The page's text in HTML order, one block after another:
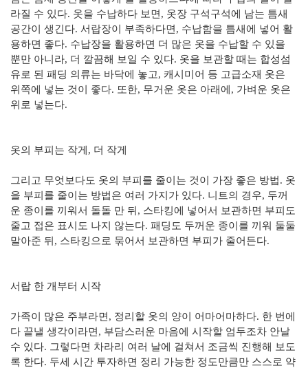
라질 수 있다. 옷을 수납하다 보면, 옷장 구석구석에 남는 틈새
공간이 생긴다. 서랍장이 부족하다면, 수납함을 틈새에 넣어 활
용하면 좋다. 수납장을 활용하면 더 많은 옷을 수납할 수 있을
뿐만 아니라, 더 깔끔해 보일 수 있다. 옷을 보관할 때는 합성섬
유로 된 패딩 의류는 바닥에 놓고, 캐시미어 등 고급소재 옷은
위쪽에 넣는 것이 좋다. 또한, 무거운 옷은 아래에, 가벼운 옷은
위로 넣는다.
옷의 부피는 작게, 더 작게
그리고 무엇보다도 옷의 부피를 줄이는 것이 가장 좋은 방법. 옷
을 부피를 줄이는 방법은 여러 가지가 있다. 니트의 경우, 두꺼
운 종이를 끼워서 돌돌 만 뒤, 스타킹에 넣어서 보관하면 부피도
줄고 접은 표시도 나지 않는다. 패딩도 두꺼운 종이를 끼워 둘둘
말아준 뒤, 스타킹으로 묶어서 보관하면 부피가 줄어든다.
서랍 한 개부터 시작
가족이 많은 주부라면, 정리할 옷의 양이 어마어마하다. 한 번에
다 끝낼 생각이라면, 부담스러운 마음에 시작할 엄두조차 안날
수 있다. 그렇다면 차라리 여러 날에 걸쳐서 조금씩 진행해 보도
록 한다. 두세 시간 투자하면 정리 가능한 정도만큼만 스스로 약